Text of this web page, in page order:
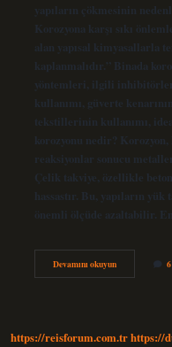
yapıların çökmesinin
Korozyona karşı sıkı
alan yapısal kimyasallarla
kaplanmalıdır.” Binada
yöntemleri, ilgili
kullanımı, güverte
tekstillerinin kullanımı,
korozyonu nedir?
reaksiyonlar sonucu
Çelik takviye, özellikle
hassastır. Bu, yapıların yük
önemli ölçüde azaltabilir.
Devamını okuyunKorozyon
Binaya
https://reisforum.com.trhttps://